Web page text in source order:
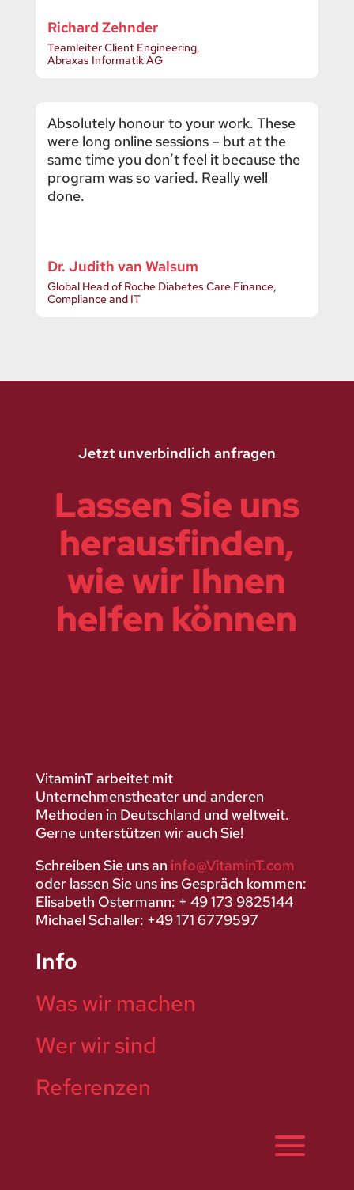
Richard Zehnder
Teamleiter Client Engineering,
Abraxas Informatik AG
Absolutely honour to your work. These
were long online sessions – but at the
same time you don’t feel it because the
program was so varied. Really well
done.
Dr. Judith van Walsum
Global Head of Roche Diabetes Care Finance,
Compliance and IT
Jetzt unverbindlich anfragen
Lassen Sie uns
herausfinden,
wie wir Ihnen
helfen können
VitaminT arbeitet mit
Unternehmenstheater und anderen
Methoden in Deutschland und weltweit.
Gerne unterstützen wir auch Sie!
Schreiben Sie uns an info@VitaminT.com
oder lassen Sie uns ins Gespräch kommen:
Elisabeth Ostermann: + 49 173 9825144
Michael Schaller: +49 171 6779597
Info
Was wir machen
Wer wir sind
Referenzen